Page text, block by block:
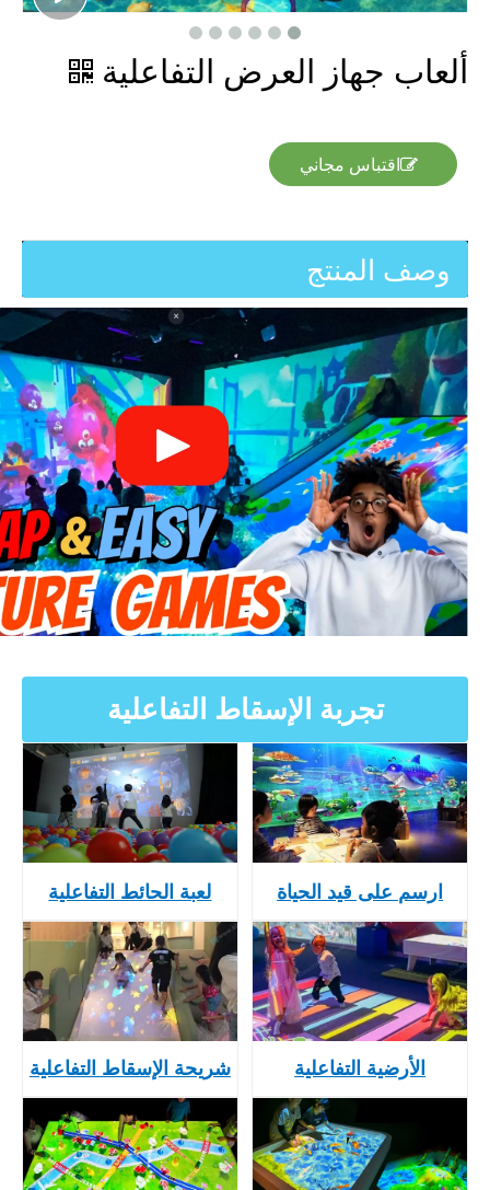
ألعاب جهاز العرض التفاعلية
اقتباس مجاني
وصف المنتج
تجربة الإسقاط التفاعلية
ارسم على قيد الحياة لعبة الحائط التفاعلية
الأرضية التفاعلية شريحة الإسقاط التفاعلية